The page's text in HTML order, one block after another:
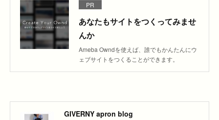
PR
あなたもサイトをつくってみませ
んか
Ameba Owndを使えば、誰でもかんたんにウ
ェブサイトをつくることができます。
GIVERNY apron blog